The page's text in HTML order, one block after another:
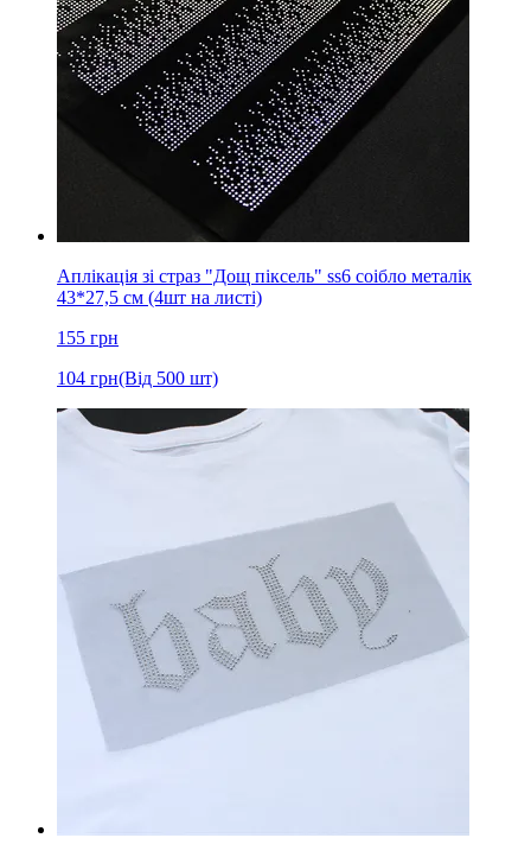
Аплікація зі страз "Дощ піксель" ss6 соібло металік
43*27,5 см (4шт на листі)
155 грн
104 грн(Від 500 шт)